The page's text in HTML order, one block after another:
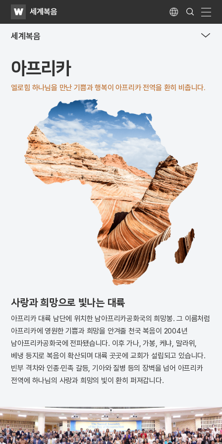
WATV세계복음 Language
Search
Submit
세계복음
아프리카
엘로힘 하나님을 만난 기쁨과 행복이아프리카 전역을 환히 비춥니다.
사랑과 희망으로 빛나는 대륙
아프리카 대륙 남단에 위치한 남아프리카공화국의 희망봉. 그 이름처럼
아프리카에 영원한 기쁨과 희망을 안겨줄 천국 복음이 2004년
남아프리카공화국에 전파됐습니다. 이후 가나, 가봉, 케냐, 말라위,
베냉 등지로 복음이 확산되며 대륙 곳곳에 교회가 설립되고 있습니다.
빈부 격차와 인종·민족 갈등, 기아와 질병 등의 장벽을 넘어 아프리카
전역에 하나님의 사랑과 희망의 빛이 환히 퍼져갑니다.